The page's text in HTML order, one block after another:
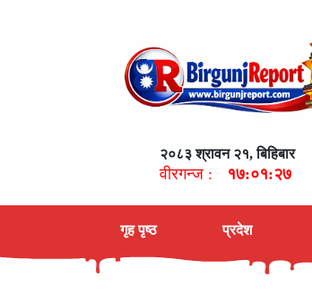
२०८३ श्रावन २१, बिहिबार
वीरगन्ज : १७:०१:२८
गृह पृष्ठ प्रदेश